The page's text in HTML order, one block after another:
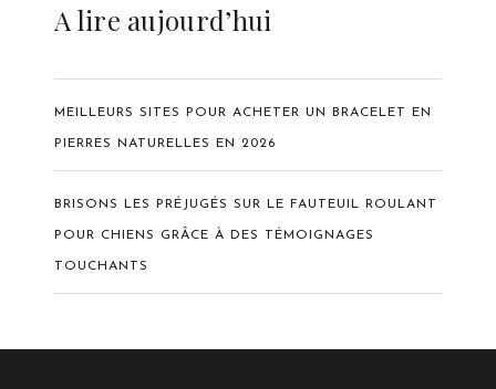
A lire aujourd’hui
MEILLEURS SITES POUR ACHETER UN BRACELET EN
PIERRES NATURELLES EN 2026
BRISONS LES PRÉJUGÉS SUR LE FAUTEUIL ROULANT
POUR CHIENS GRÂCE À DES TÉMOIGNAGES
TOUCHANTS